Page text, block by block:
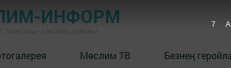
ИНФОРМ
Мөслим ТВ Безнең
6